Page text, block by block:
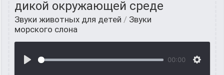
дикой окружающей среде
Звуки животных для детей / Звуки
морского слона
00:00